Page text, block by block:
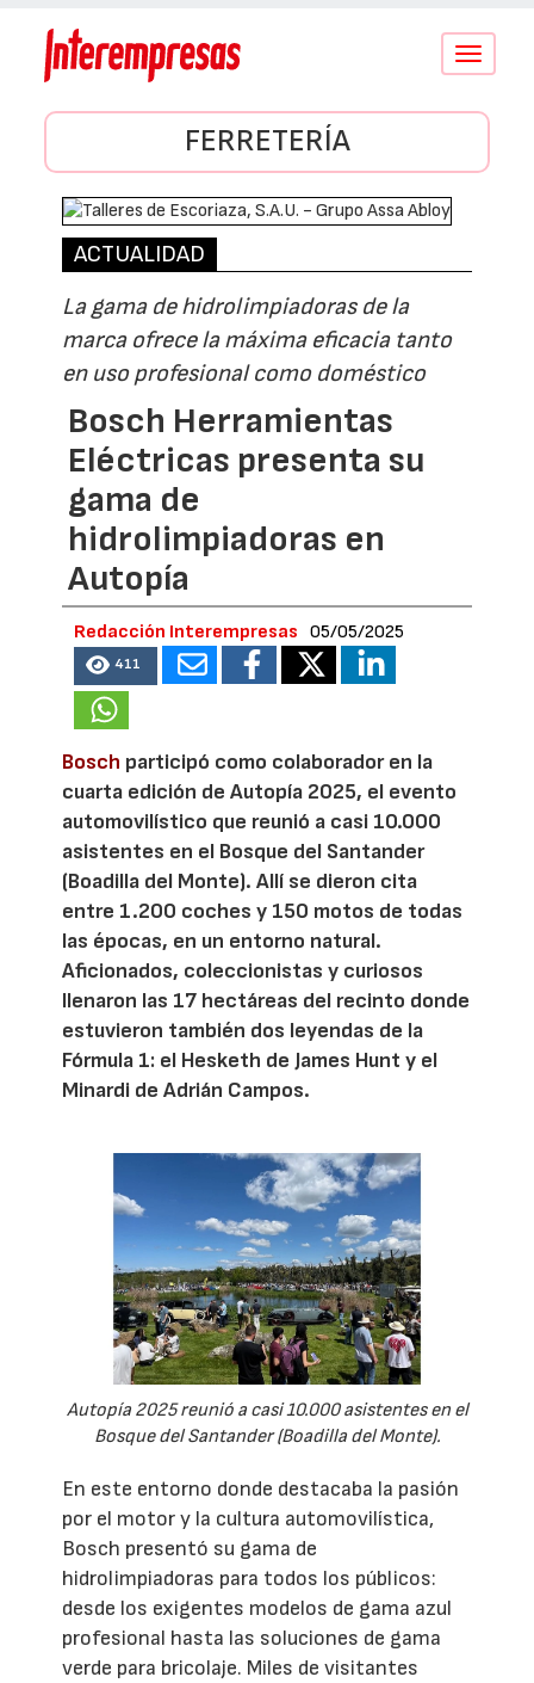
Conmutar
FERRETERÍA
ACTUALIDAD
La gama de hidrolimpiadoras de la
marca ofrece la máxima eficacia tanto
en uso profesional como doméstico
Bosch Herramientas
Eléctricas presenta su
gama de
hidrolimpiadoras en
Autopía
Redacción Interempresas 05/05/2025
411
Bosch participó como colaborador en la
cuarta edición de Autopía 2025, el evento
automovilístico que reunió a casi 10.000
asistentes en el Bosque del Santander
(Boadilla del Monte). Allí se dieron cita
entre 1.200 coches y 150 motos de todas
las épocas, en un entorno natural.
Aficionados, coleccionistas y curiosos
llenaron las 17 hectáreas del recinto donde
estuvieron también dos leyendas de la
Fórmula 1: el Hesketh de James Hunt y el
Minardi de Adrián Campos.
Autopía 2025 reunió a casi 10.000 asistentes en el
Bosque del Santander (Boadilla del Monte).
En este entorno donde destacaba la pasión
por el motor y la cultura automovilística,
Bosch presentó su gama de
hidrolimpiadoras para todos los públicos:
desde los exigentes modelos de gama azul
profesional hasta las soluciones de gama
verde para bricolaje. Miles de visitantes